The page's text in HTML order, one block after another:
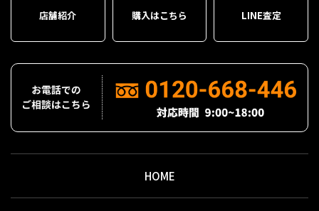
店舗紹介 購入はこちら LINE査定
HOME